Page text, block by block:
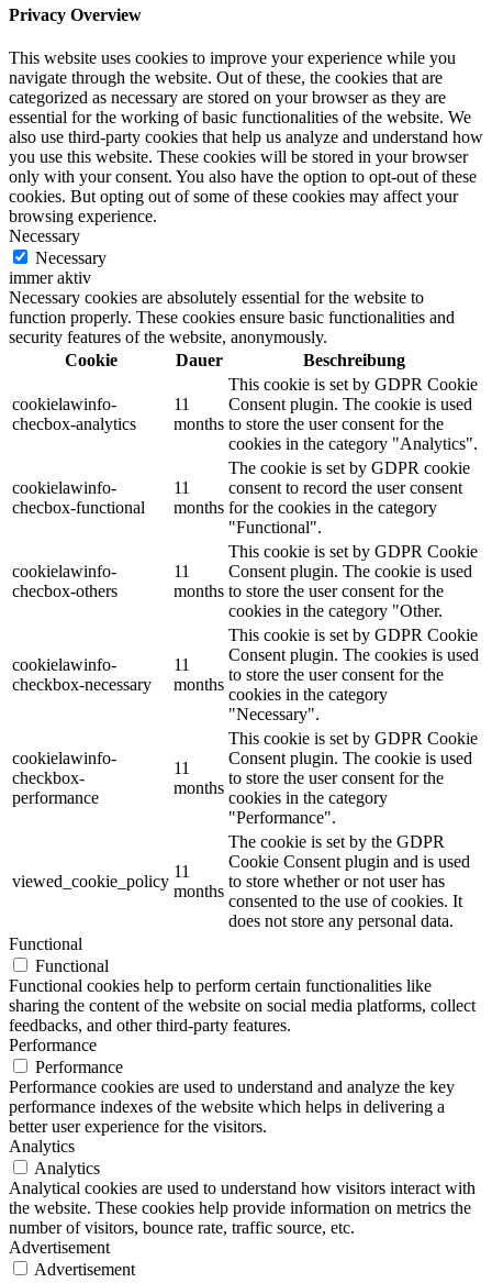
Privacy Overview
This website uses cookies to improve your experience while you
navigate through the website. Out of these, the cookies that are
categorized as necessary are stored on your browser as they are
essential for the working of basic functionalities of the website. We
also use third-party cookies that help us analyze and understand how
you use this website. These cookies will be stored in your browser
only with your consent. You also have the option to opt-out of these
cookies. But opting out of some of these cookies may affect your
browsing experience.
Necessary
Necessary
immer aktiv
Necessary cookies are absolutely essential for the website to
function properly. These cookies ensure basic functionalities and
security features of the website, anonymously.
Cookie
Dauer Beschreibung
cookielawinfo-
checbox-analytics
11
months
This cookie is set by GDPR Cookie
Consent plugin. The cookie is used
to store the user consent for the
cookies in the category "Analytics".
cookielawinfo-
checbox-functional
11
months
The cookie is set by GDPR cookie
consent to record the user consent
for the cookies in the category
"Functional".
cookielawinfo-
checbox-others
11
months
This cookie is set by GDPR Cookie
Consent plugin. The cookie is used
to store the user consent for the
cookies in the category "Other.
cookielawinfo-
checkbox-necessary
11
months
This cookie is set by GDPR Cookie
Consent plugin. The cookies is used
to store the user consent for the
cookies in the category
"Necessary".
cookielawinfo-
checkbox-
performance
11
months
This cookie is set by GDPR Cookie
Consent plugin. The cookie is used
to store the user consent for the
cookies in the category
"Performance".
viewed_cookie_policy
11
months
The cookie is set by the GDPR
Cookie Consent plugin and is used
to store whether or not user has
consented to the use of cookies. It
does not store any personal data.
Functional
Functional
Functional cookies help to perform certain functionalities like
sharing the content of the website on social media platforms, collect
feedbacks, and other third-party features.
Performance
Performance
Performance cookies are used to understand and analyze the key
performance indexes of the website which helps in delivering a
better user experience for the visitors.
Analytics
Analytics
Analytical cookies are used to understand how visitors interact with
the website. These cookies help provide information on metrics the
number of visitors, bounce rate, traffic source, etc.
Advertisement
Advertisement